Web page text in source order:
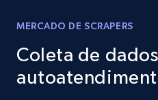
MERCADO DE SCRAPERS
Coleta de